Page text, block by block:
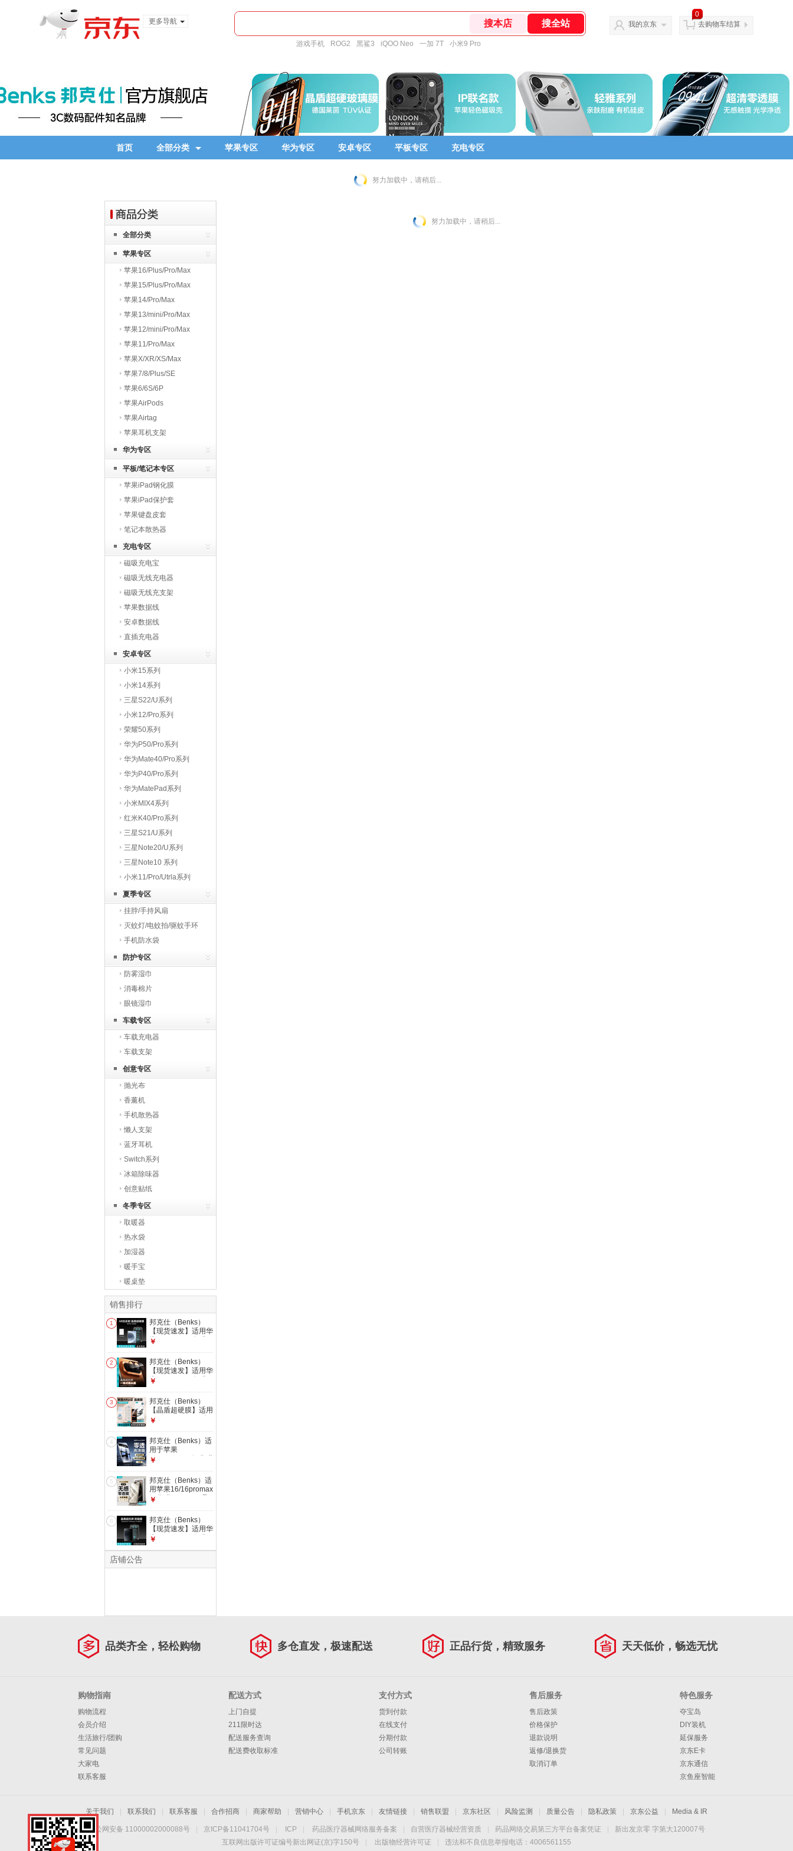
更多导航
游戏手机 ROG2 黑鲨3 iQOO Neo 一加 7T 小米9 Pro
我的京东
0
去购物车结算
首页 全部分类 苹果专区 华为专区 安卓专区 平板专区 充电专区
努力加载中，请稍后...
全部分类
苹果专区
苹果16/Plus/Pro/Max
苹果15/Plus/Pro/Max
苹果14/Pro/Max
苹果13/mini/Pro/Max
苹果12/mini/Pro/Max
苹果11/Pro/Max
苹果X/XR/XS/Max
苹果7/8/Plus/SE
苹果6/6S/6P
苹果AirPods
苹果Airtag
苹果耳机支架
华为专区
平板/笔记本专区
苹果iPad钢化膜
苹果iPad保护套
苹果键盘皮套
笔记本散热器
充电专区
磁吸充电宝
磁吸无线充电器
磁吸无线充支架
苹果数据线
安卓数据线
直插充电器
安卓专区
小米15系列
小米14系列
三星S22/U系列
小米12/Pro系列
荣耀50系列
华为P50/Pro系列
华为Mate40/Pro系列
华为P40/Pro系列
华为MatePad系列
小米MIX4系列
红米K40/Pro系列
三星S21/U系列
三星Note20/U系列
三星Note10 系列
小米11/Pro/Utrla系列
夏季专区
挂脖/手持风扇
灭蚊灯/电蚊拍/驱蚊手环
手机防水袋
防护专区
防雾湿巾
消毒棉片
眼镜湿巾
车载专区
车载充电器
车载支架
创意专区
抛光布
香薰机
手机散热器
懒人支架
蓝牙耳机
Switch系列
冰箱除味器
创意贴纸
冬季专区
取暖器
热水袋
加湿器
暖手宝
暖桌垫
销售排行
1
邦克仕（Benks）
【现货速发】适用华
为Pura X Max钢化
晶盾超硬膜高清耐磨
防摔全屏保护膜镜头
膜 晶盾超硬AR增透
膜【Pura X Max】
￥
2
邦克仕（Benks）
【现货速发】适用华
为Pura X Max钢化
晶盾超硬膜高清耐磨
防摔全屏保护膜镜头
膜 晶盾超硬AR增透
镜头膜【Pura X
Max】
￥
3
邦克仕（Benks）
【晶盾超硬膜】适用
iphone17promax钢
膜iPhoneAir超抗摔
玻璃莫氏硬度5级钢
化膜 【AR抗反射增
透】超硬玻璃|莱茵
认证|透光率96%
iPho
￥
4
邦克仕（Benks）适
用于苹果
15/15promax钢化膜
感膜晶盾Lite高清防
窥蓝光贴膜 两片装
【冰晶超清款】全屏
防爆丨听筒尘网
iPhone 15 Pro Max
￥
5
邦克仕（Benks）适
用苹果16/16promax
钢化膜iphone16晶
Plus全屏15高清防
窥 【冰晶超清款-2
片装】全屏防爆丨清
爽防指纹 iPhone 16
Pro Max
￥
6
邦克仕（Benks）
【现货速发】适用华
为Pura X Max钢化
￥
店铺公告
努力加载中，请稍后...
品类齐全，轻松购物 多仓直发，极速配送 正品行货，精致服务 天天低价，畅选无忧
购物指南
购物流程
会员介绍
生活旅行/团购
常见问题
大家电
联系客服
配送方式
上门自提
211限时达
配送服务查询
配送费收取标准
支付方式
货到付款
在线支付
分期付款
公司转账
售后服务
售后政策
价格保护
退款说明
返修/退换货
取消订单
特色服务
夺宝岛
DIY装机
延保服务
京东E卡
京东通信
京鱼座智能
关于我们 联系我们 联系客服 合作招商 商家帮助 营销中心 手机京东 友情链接 销售联盟 京东社区 风险监测 质量公告 隐私政策 京东公益 Media & IR
京公网安备 11000002000088号 京ICP备11041704号 ICP 药品医疗器械网络服务备案 自营医疗器械经营资质 药品网络交易第三方平台备案凭证
新出发京零 字第大120007号
互联网出版许可证编号新出网证(京)字150号
出版物经营许可证 违法和不良信息举报电话：4006561155